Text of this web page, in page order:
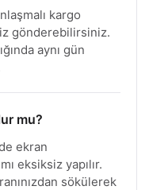
kargo
gönderebilirsiniz.
aynı gün
mu?
ekran
eksiksiz yapılır.
sökülerek